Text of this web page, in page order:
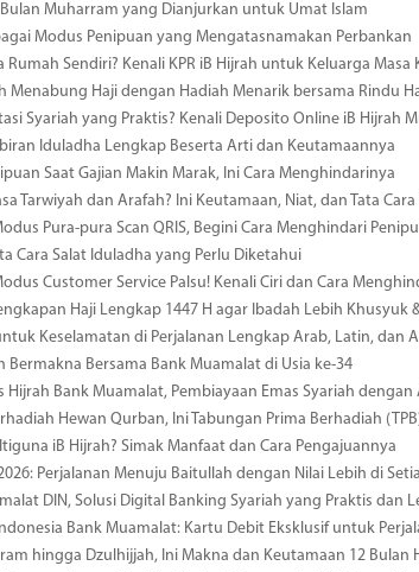
Muharram yang Dianjurkan untuk Umat Islam
Modus Penipuan yang Mengatasnamakan Perbankan
Rumah Sendiri? Kenali KPR iB Hijrah untuk Keluarga Masa
Menabung Haji dengan Hadiah Menarik bersama Rindu
Syariah yang Praktis? Kenali Deposito Online iB Hijrah
Iduladha Lengkap Beserta Arti dan Keutamaannya
Saat Gajian Makin Marak, Ini Cara Menghindarinya
Tarwiyah dan Arafah? Ini Keutamaan, Niat, dan Tata
Pura-pura Scan QRIS, Begini Cara Menghindari
Cara Salat Iduladha yang Perlu Diketahui
Customer Service Palsu! Kenali Ciri dan Cara
Haji Lengkap 1447 H agar Ibadah Lebih Khusyuk
Keselamatan di Perjalanan Lengkap Arab, Latin, dan
Bermakna Bersama Bank Muamalat di Usia ke-34
Hijrah Bank Muamalat, Pembiayaan Emas Syariah
Hewan Qurban, Ini Tabungan Prima Berhadiah
iB Hijrah? Simak Manfaat dan Cara Pengajuannya
Perjalanan Menuju Baitullah dengan Nilai Lebih di
DIN, Solusi Digital Banking Syariah yang Praktis dan
Bank Muamalat: Kartu Debit Eksklusif untuk
hingga Dzulhijjah, Ini Makna dan Keutamaan 12 Bulan